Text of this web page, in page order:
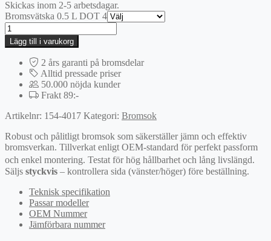
Skickas inom 2-5 arbetsdagar.
Bromsvätska 0.5 L DOT 4
Bromsok
mängd
Lägg till i varukorg
2 års garanti på bromsdelar
Alltid pressade priser
50.000 nöjda kunder
Frakt 89:-
Artikelnr: 154-4017 Kategori: Bromsok
Robust och pålitligt bromsok som säkerställer jämn och effektiv
bromsverkan. Tillverkat enligt OEM-standard för perfekt passform
och enkel montering. Testat för hög hållbarhet och lång livslängd.
Säljs styckvis – kontrollera sida (vänster/höger) före beställning.
Teknisk specifikation
Passar modeller
OEM Nummer
Jämförbara nummer